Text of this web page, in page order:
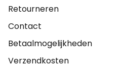
Retourneren
Contact
Betaalmogelijkheden
Verzendkosten